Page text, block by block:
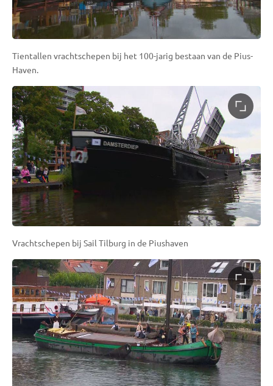
Tientallen vrachtschepen bij het 100-jarig bestaan van de Pius-
Haven.
Vrachtschepen bij Sail Tilburg in de Piushaven